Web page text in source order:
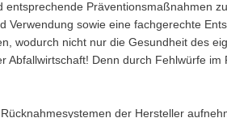
Präventionsmaßnahmen zu
Verwendung sowie eine fachgerechte
wodurch nicht nur die Gesundheit des
Abfallwirtschaft! Denn durch Fehlwürfe im
der Hersteller